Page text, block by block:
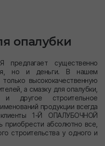
опалубки
существенно
но и деньги. В нашем
высококачественную
а смазку для опалубки,
и другое строительное
продукции всегда
1-Й ОПАЛУБОЧНОЙ
абсолютно все,
строительства у одного и